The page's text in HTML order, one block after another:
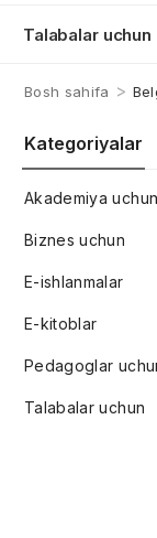
Talabalar uchun
Bosh sahifa >
Kategoriyalar
Akademiya uchun
Biznes uchun
E-ishlanmalar
E-kitoblar
Pedagoglar
Talabalar uchun